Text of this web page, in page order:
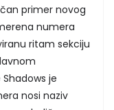
primer novog
numera
ritam sekciju
je
nosi naziv